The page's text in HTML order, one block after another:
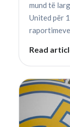
mund të
United për
Read